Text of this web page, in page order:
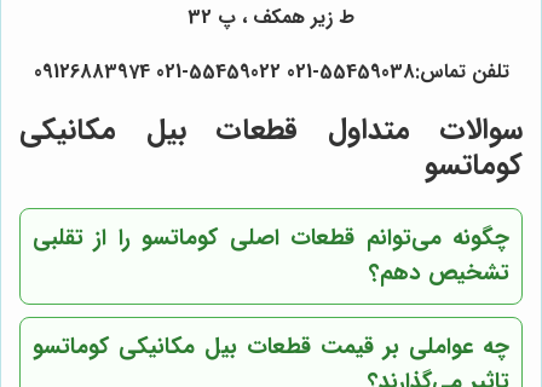
ط زیر همکف ، پ 32
تلفن تماس:55459038-021 55459022-021 09126883974
سوالات متداول قطعات بیل مکانیکی
کوماتسو
چگونه می‌توانم قطعات اصلی کوماتسو را از تقلبی
تشخیص دهم؟
چه عواملی بر قیمت قطعات بیل مکانیکی کوماتسو